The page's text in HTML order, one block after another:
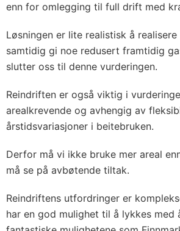
enn for omlegging til full drift med
Løsningen er lite realistisk å
samtidig gi noe redusert framtidig
slutter oss til denne vurderingen.
Reindriften er også viktig i
arealkrevende og avhengig av
årstidsvariasjoner i beitebruken.
Derfor må vi ikke bruke mer areal
må se på avbøtende tiltak.
Reindriftens utfordringer er
har en god mulighet til å lykkes med